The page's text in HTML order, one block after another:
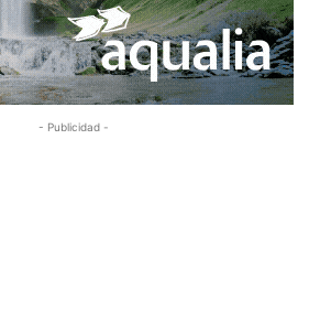
- Publicidad -